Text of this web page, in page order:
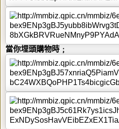
當你埋頭購物時﹔